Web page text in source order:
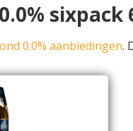
sixpack
0.0% aanbiedingen.